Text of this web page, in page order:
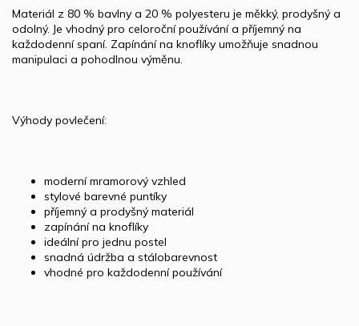
Materiál z 80 % bavlny a 20 % polyesteru je měkký, prodyšný a
odolný. Je vhodný pro celoroční používání a příjemný na
každodenní spaní. Zapínání na knoflíky umožňuje snadnou
manipulaci a pohodlnou výměnu.
Výhody povlečení:
moderní mramorový vzhled
stylové barevné puntíky
příjemný a prodyšný materiál
zapínání na knoflíky
ideální pro jednu postel
snadná údržba a stálobarevnost
vhodné pro každodenní používání